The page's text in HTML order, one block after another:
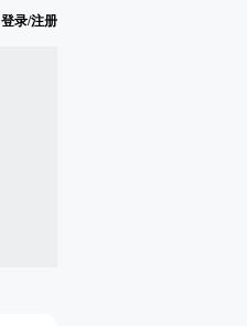
登录/注册